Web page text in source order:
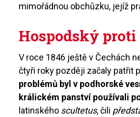
mimořádnou obchůzku, jejíž
Hospodský
V roce 1846 ještě v Čechách
čtyři roky později začaly patřit
problémů byl v podhorské
králickém panství používali
latinského scultetus, čili